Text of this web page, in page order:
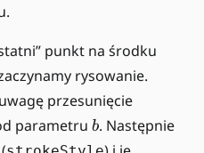
punkt na środku
rysowanie.
przesunięcie
parametru b
b. Następnie